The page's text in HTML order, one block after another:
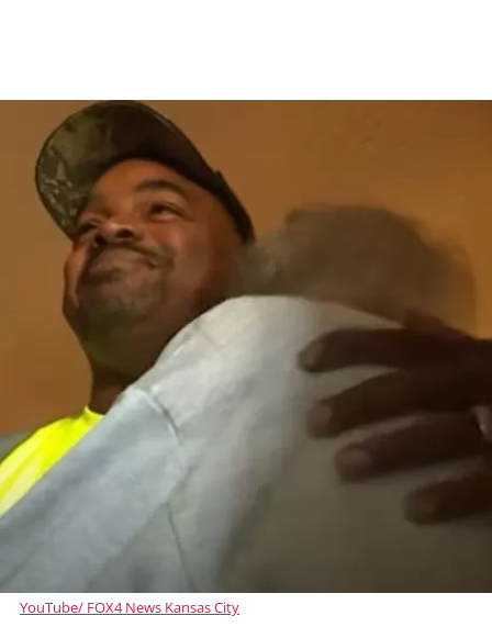
YouTube/ FOX4 News Kansas City